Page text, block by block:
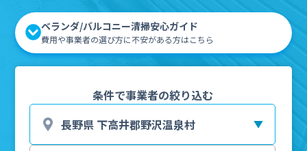
ベランダ/バルコニー清掃安心ガイド
費用や事業者の選び方に不安がある方はこちら
条件で事業者の絞り込む